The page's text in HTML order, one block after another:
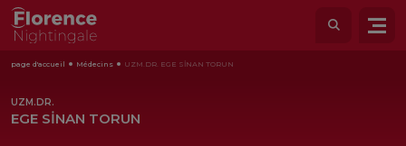
page d'accueil Médecins UZM.DR. EGE SİNAN TORUN
UZM.DR.
EGE SİNAN TORUN